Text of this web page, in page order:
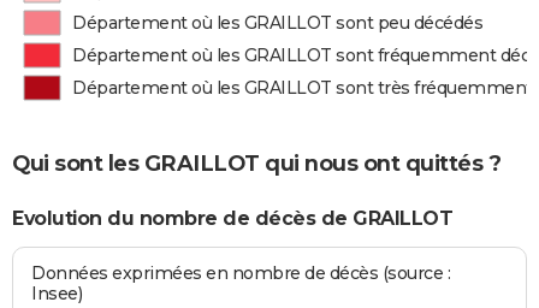
Département où les GRAILLOT sont peu décédés
Département où les GRAILLOT sont fréquemment
Département où les GRAILLOT sont très fréquemment
Qui sont les GRAILLOT qui nous ont quittés ?
Evolution du nombre de décès de GRAILLOT
Données exprimées en nombre de décès (source :
Insee)